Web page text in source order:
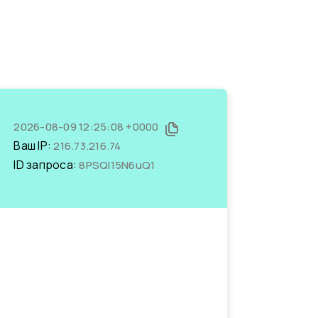
2026-08-09 12:25:08 +0000
Ваш IP:216.73.216.74
ID запроса:8PSQl15N6uQ1